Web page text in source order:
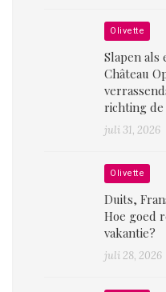
Olivette
Slapen als
Château
richting
juli 31, 2026
Olivette
Duits,
Hoe goed
vakantie?
juli 28, 2026